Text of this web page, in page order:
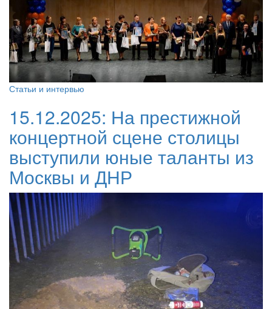
Статьи и интервью
15.12.2025: На престижной
концертной сцене столицы
выступили юные таланты из
Москвы и ДНР